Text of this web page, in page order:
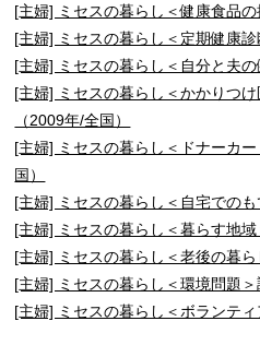
[主婦] ミセスの暮らし＜健康食品
[主婦] ミセスの暮らし＜定期健康診
[主婦] ミセスの暮らし＜自分と夫
[主婦] ミセスの暮らし＜かかりつ
（2009年/全国）
[主婦] ミセスの暮らし＜ドナーカ
国）
[主婦] ミセスの暮らし＜自宅での
[主婦] ミセスの暮らし＜暮らす地域
[主婦] ミセスの暮らし＜老後の暮
[主婦] ミセスの暮らし＜環境問題＞
[主婦] ミセスの暮らし＜ボランテ